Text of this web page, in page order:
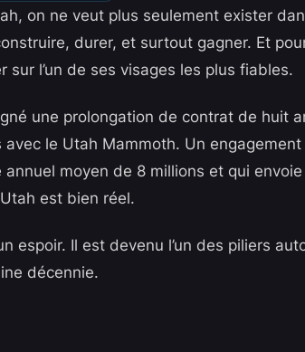
on ne veut plus seulement exister
durer, et surtout gagner. Et
sur l’un de ses visages les plus fiables.
une prolongation de contrat de huit
le Utah Mammoth. Un engagement
annuel moyen de 8 millions et qui
est bien réel.
espoir. Il est devenu l’un des piliers
décennie.